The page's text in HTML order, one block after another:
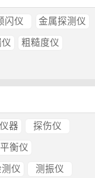
闪仪 金属探测仪
粗糙度仪
器 探伤仪
衡仪
仪 测振仪